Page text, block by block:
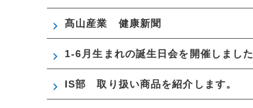
髙山産業 健康新聞
1-6月生まれの誕生日会を開催しました
IS部 取り扱い商品を紹介します。